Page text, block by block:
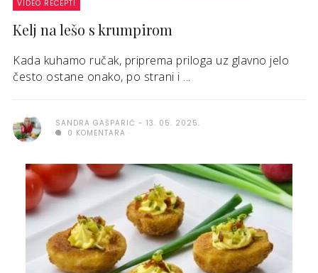
VIDEO RECEPTI
Kelj na lešo s krumpirom
Kada kuhamo ručak, priprema priloga uz glavno jelo
često ostane onako, po strani i ...
SANDRA GAŠPARIĆ
13. 05. 2025.
0 KOMENTARA